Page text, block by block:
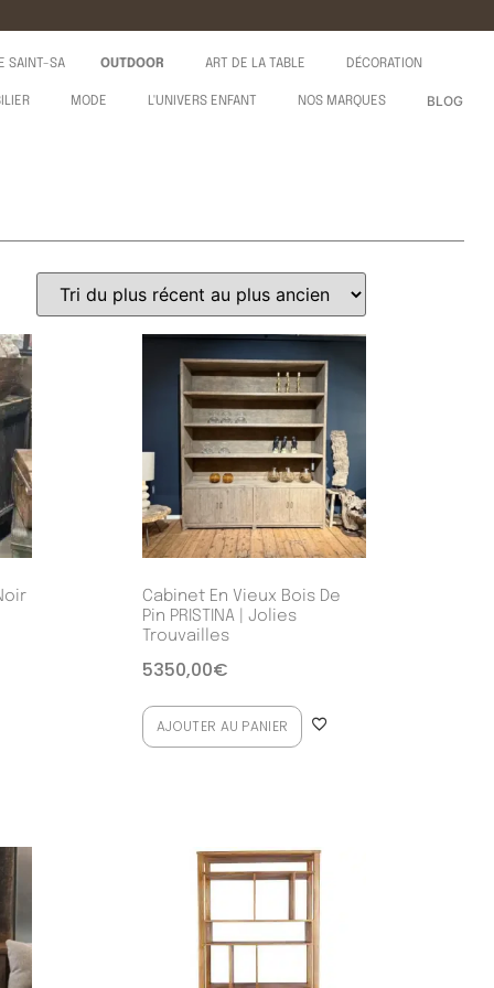
SAINT-SA OUTDOOR ART DE LA TABLE DÉCORATION
MODE L'UNIVERS ENFANT NOS MARQUES BLOG
Cabinet En Vieux Bois De
Pin PRISTINA | Jolies
Trouvailles
5350,00€
AJOUTER AU PANIER